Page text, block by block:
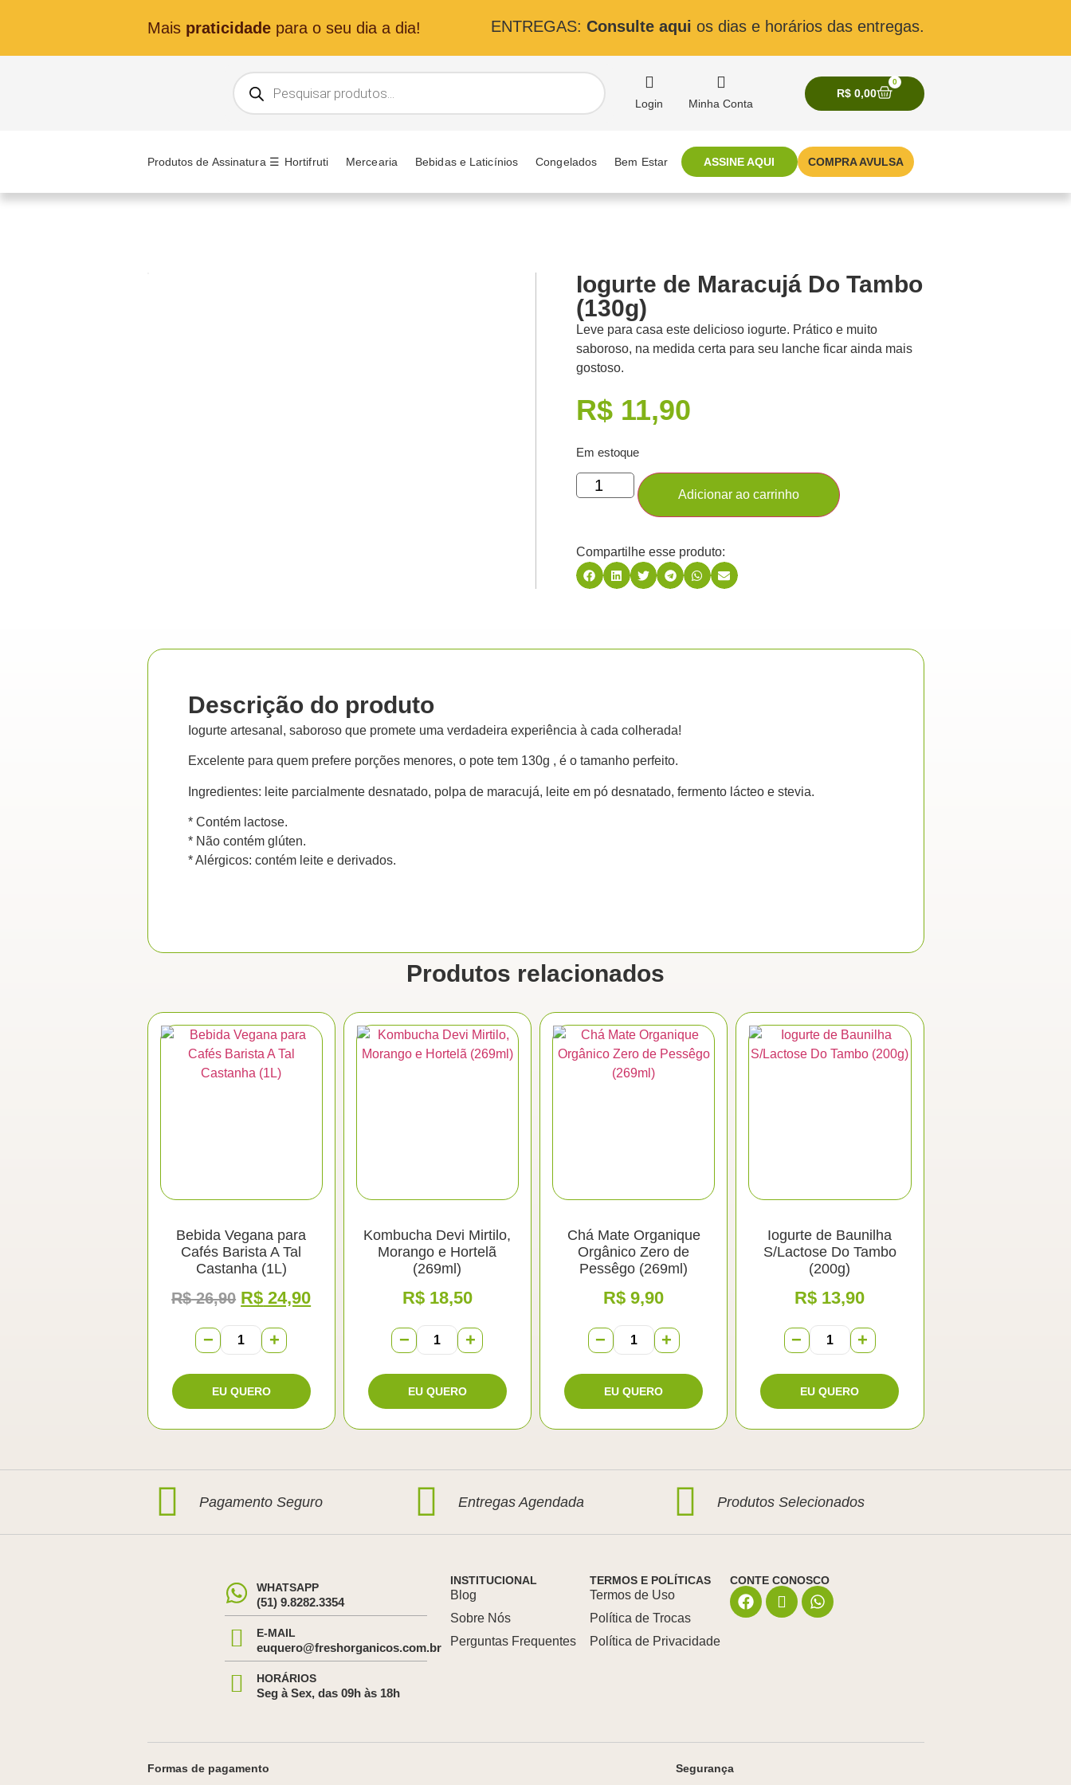
Mais praticidadepara o seu dia a dia! ENTREGAS: Consulte aqui os dias e horários das entregas.
Login Minha Conta
R$0,00
0
Produtos de Assinatura ☰ Hortifruti Mercearia Bebidas e Laticínios Congelados Bem Estar ASSINE AQUI COMPRA AVULSA
Iogurte de Maracujá Do Tambo
(130g)
Leve para casa este delicioso iogurte. Prático e muito
saboroso, na medida certa para seu lanche ficar ainda mais
gostoso.
R$ 11,90
Em estoque
Adicionar ao carrinho
Compartilhe esse produto:
Descrição do produto
Iogurte artesanal, saboroso que promete uma verdadeira experiência à cada colherada!
Excelente para quem prefere porções menores, o pote tem 130g , é o tamanho perfeito.
Ingredientes: leite parcialmente desnatado, polpa de maracujá, leite em pó desnatado, fermento lácteo e stevia.
* Contém lactose.
* Não contém glúten.
* Alérgicos: contém leite e derivados.
Produtos relacionados
Bebida Vegana para
Cafés Barista A Tal
Castanha (1L)
R$26,90 R$ 24,90
− +
Kombucha Devi Mirtilo,
Morango e Hortelã
(269ml)
R$18,50
− +
Chá Mate Organique
Orgânico Zero de
Pessêgo (269ml)
R$ 9,90
− +
Iogurte de Baunilha
S/Lactose Do Tambo
(200g)
R$ 13,90
− +
Pagamento Seguro Entregas Agendada Produtos Selecionados
WHATSAPP
(51) 9.8282.3354
E-MAIL
euquero@freshorganicos.com.br
HORÁRIOS
Seg à Sex, das 09h às 18h
INSTITUCIONAL
Blog
Sobre Nós
Perguntas Frequentes
TERMOS E POLÍTICAS
Termos de Uso
Política de Trocas
Política de Privacidade
CONTE CONOSCO
Formas de pagamento Segurança